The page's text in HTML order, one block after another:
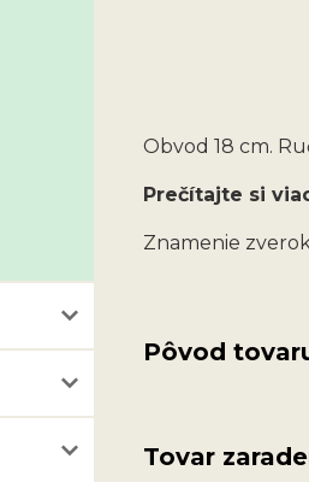
Obvod 18 cm.
Prečítajte si
Znamenie
Pôvod
Tovar